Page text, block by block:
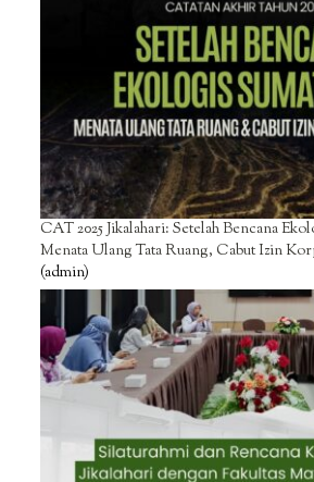
CAT 2025 Jikalahari: Setelah Bencana
Menata Ulang Tata Ruang, Cabut Izin
(admin)